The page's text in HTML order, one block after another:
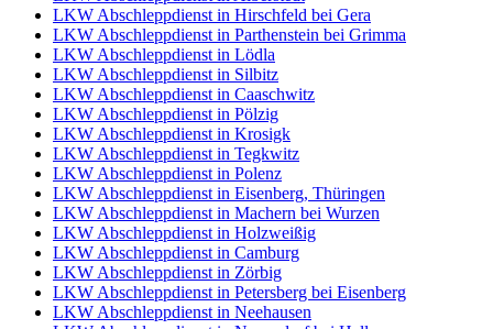
LKW Abschleppdienst in Hirschfeld bei Gera
LKW Abschleppdienst in Parthenstein bei Grimma
LKW Abschleppdienst in Lödla
LKW Abschleppdienst in Silbitz
LKW Abschleppdienst in Caaschwitz
LKW Abschleppdienst in Pölzig
LKW Abschleppdienst in Krosigk
LKW Abschleppdienst in Tegkwitz
LKW Abschleppdienst in Polenz
LKW Abschleppdienst in Eisenberg, Thüringen
LKW Abschleppdienst in Machern bei Wurzen
LKW Abschleppdienst in Holzweißig
LKW Abschleppdienst in Camburg
LKW Abschleppdienst in Zörbig
LKW Abschleppdienst in Petersberg bei Eisenberg
LKW Abschleppdienst in Neehausen